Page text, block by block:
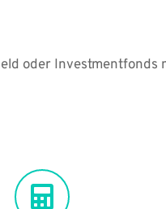
oder Investmentfonds